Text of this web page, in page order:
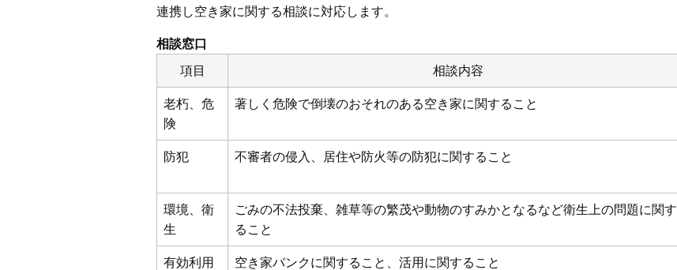
連携し空き家に関する相談に対応します。
項目 相談内容
相談窓口
老朽、危
険
著しく危険で倒壊のおそれのある空き家に関すること
防犯 不審者の侵入、居住や防火等の防犯に関すること
環境、衛
生
ごみの不法投棄、雑草等の繁茂や動物のすみかとなるなど衛生上の問題に関す
ること
有効利用 空き家バンクに関すること、活用に関すること